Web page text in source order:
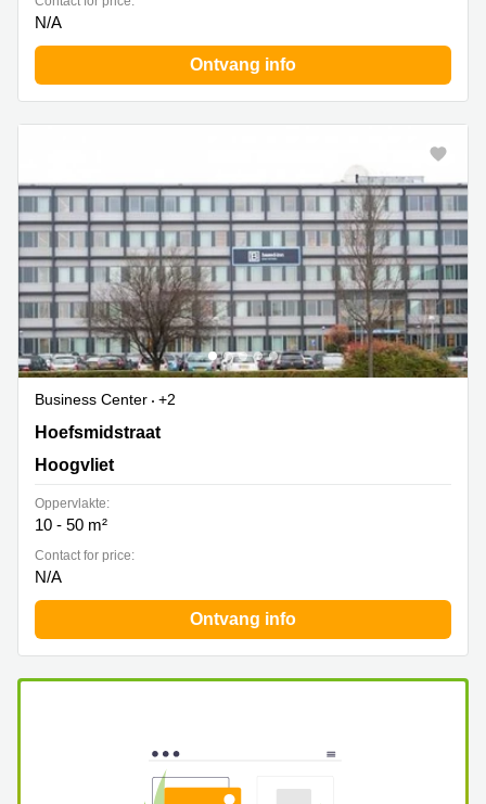
N/A
Ontvang info
Business Center
+2
Hoefsmidstraat 41, Hoogvliet
Hoefsmidstraat
Hoogvliet
Oppervlakte:
10 - 50 m²
Contact for price:
N/A
Ontvang info